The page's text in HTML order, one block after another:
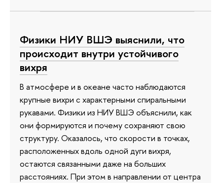
Физики НИУ ВШЭ выяснили, что
происходит внутри устойчивого
вихря
В атмосфере и в океане часто наблюдаются
крупные вихри с характерными спиральными
рукавами. Физики из НИУ ВШЭ объяснили, как
они формируются и почему сохраняют свою
структуру. Оказалось, что скорости в точках,
расположенных вдоль одной дуги вихря,
остаются связанными даже на больших
расстояниях. При этом в направлении от центра